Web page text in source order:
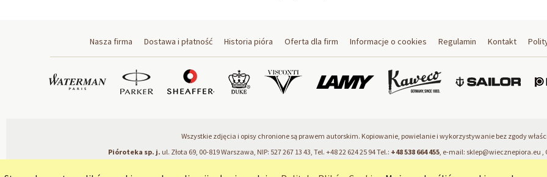
Nasza firma Dostawa i płatność Historia pióra Oferta dla firm Informacje o cookies Regulamin Kontakt
Wszystkie zdjęcia i opisy chronione są prawem autorskim. Kopiowanie, powielanie i wykorzystywanie bez zgody
Pióroteka sp. j. ul. Złota 69, 00-819 Warszawa, NIP: 527 267 13 43, Tel. +48 22 624 25 94Tel.: +48 538 664 455, e-mail: sklep@wiecznepiora.eu ,